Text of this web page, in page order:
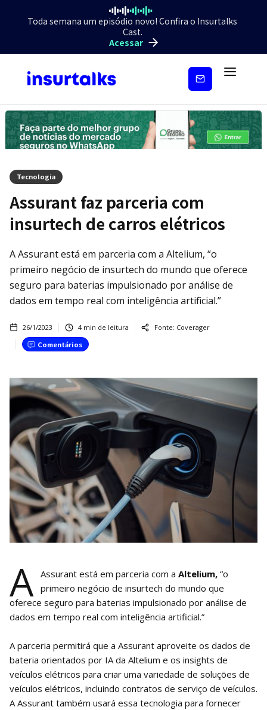
Toda semana um episódio novo! Confira o Insurtalks
Cast.
Acessar
Inscreva-
Tecnologia
Assurant faz parceria com
insurtech de carros elétricos
A Assurant está em parceria com a Altelium, “o
primeiro negócio de insurtech do mundo que oferece
seguro para baterias impulsionado por análise de
dados em tempo real com inteligência artificial.”
26/1/2023 4min de leitura Fonte: Coverager
Comentários
A Assurant está em parceria com a Altelium, “o
primeiro negócio de insurtech do mundo que
oferece seguro para baterias impulsionado por análise de
dados em tempo real com inteligência artificial.”
A parceria permitirá que a Assurant aproveite os dados de
bateria orientados por IA da Altelium e os insights de
veículos elétricos para criar uma variedade de soluções de
veículos elétricos, incluindo contratos de serviço de veículos.
A Assurant também usará essa tecnologia para fornecer